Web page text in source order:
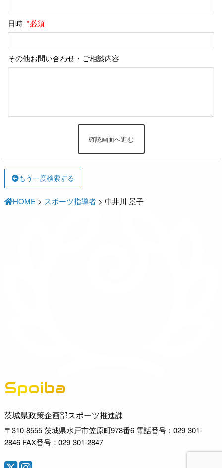
日時 *必須
その他お問い合わせ・ご相談内容
もう一度検索する
HOME > スポーツ指導者 >中井川 景子
Spoiba
茨城県政策企画部スポーツ推進課
〒310-8555 茨城県水戸市笠原町978番6 電話番号：029-301-
2846 FAX番号：029-301-2847